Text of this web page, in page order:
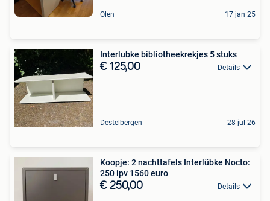
Olen 17 jan 25
Interlubke bibliotheekrekjes 5 stuks
€ 125,00 Details
Destelbergen 28 jul 26
Koopje: 2 nachttafels Interlübke Nocto:
250 ipv 1560 euro
€ 250,00 Details